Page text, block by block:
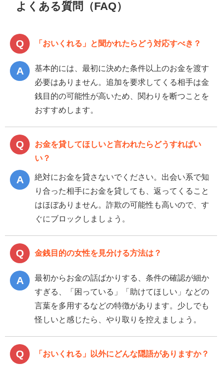
よくある質問（FAQ）
「おいくれる」と聞かれたらどう対応すべき？
基本的には、最初に決めた条件以上のお金を渡す
必要はありません。追加を要求してくる相手は金
銭目的の可能性が高いため、関わりを断つことを
おすすめします。
お金を貸してほしいと言われたらどうすればい
い？
絶対にお金を貸さないでください。出会い系で知
り合った相手にお金を貸しても、返ってくること
はほぼありません。詐欺の可能性も高いので、す
ぐにブロックしましょう。
金銭目的の女性を見分ける方法は？
最初からお金の話ばかりする、条件の確認が細か
すぎる、「困っている」「助けてほしい」などの
言葉を多用するなどの特徴があります。少しでも
怪しいと感じたら、やり取りを控えましょう。
「おいくれる」以外にどんな隠語がありますか？